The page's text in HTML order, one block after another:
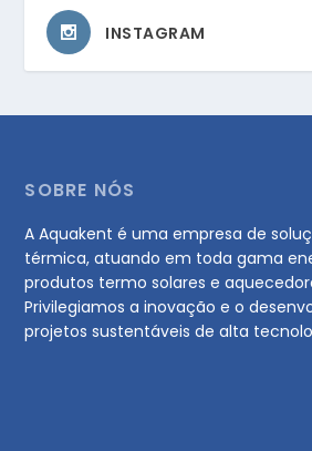
INSTAGRAM
SOBRE NÓS
A Aquakent é uma empresa de
térmica, atuando em toda gama
produtos termo solares e
Privilegiamos a inovação e o
projetos sustentáveis de alta